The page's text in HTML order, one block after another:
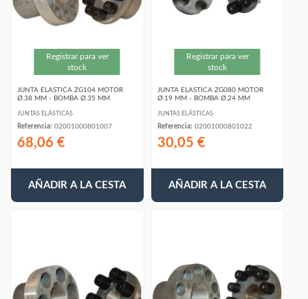
Registrar para ver
stock
JUNTA ELASTICA ZG104 MOTOR
Ø.38 MM - BOMBA Ø.35 MM
JUNTAS ELÁSTICAS
Referencia: 02001000801007
68,06 €
AÑADIR A LA CESTA
Registrar para ver
stock
JUNTA ELASTICA ZG080 MOTOR
Ø.19 MM - BOMBA Ø.24 MM
JUNTAS ELÁSTICAS
Referencia: 02001000801022
30,05 €
AÑADIR A LA CESTA